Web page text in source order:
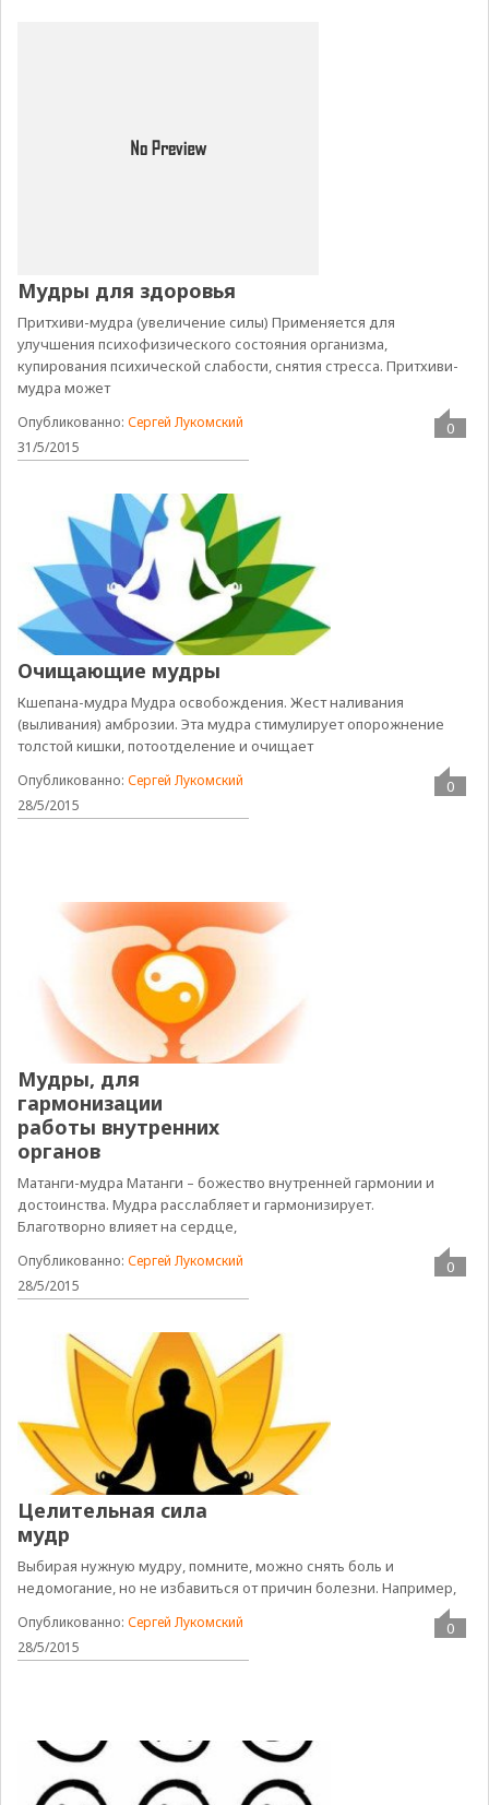
Мудры для здоровья
Притхиви-мудра (увеличение силы) Применяется для
улучшения психофизического состояния организма,
купирования психической слабости, снятия стресса. Притхиви-
мудра может
Опубликованно:Сергей Лукомский
31/5/2015
0
Очищающие мудры
Кшепана-мудра Мудра освобождения. Жест наливания
(выливания) амброзии. Эта мудра стимулирует опорожнение
толстой кишки, потоотделение и очищает
Опубликованно:Сергей Лукомский
28/5/2015
0
Мудры, для
гармонизации
работы внутренних
органов
Матанги-мудра Матанги – божество внутренней гармонии и
достоинства. Мудра расслабляет и гармонизирует.
Благотворно влияет на сердце,
Опубликованно:Сергей Лукомский
28/5/2015
0
Целительная сила
мудр
Выбирая нужную мудру, помните, можно снять боль и
недомогание, но не избавиться от причин болезни. Например,
Опубликованно:Сергей Лукомский
28/5/2015
0